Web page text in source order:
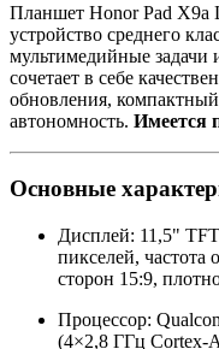
Планшет Honor Pad X9a
устройство среднего
мультимедийные задачи
сочетает в себе
обновления,
автономность. Имеется
Основные
Дисплей: 11,5"
пикселей, частота
сторон 15:9,
Процессор:
(4×2,8 ГГц Cortex-